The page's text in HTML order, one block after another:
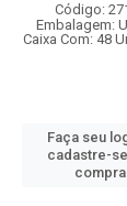
Código:
Embalagem:
Caixa Com: 48
Faça seu
cadastre-